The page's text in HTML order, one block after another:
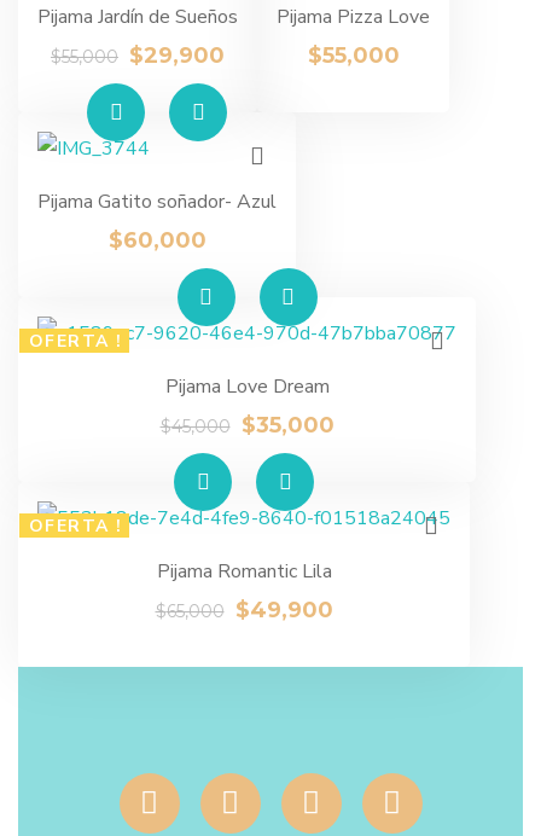
Pijama Jardín de Sueños
$55,000 $29,900
Pijama Pizza Love
$55,000
Pijama Gatito soñador- Azul
$60,000
OFERTA !
Pijama Love Dream
$45,000 $35,000
OFERTA !
Pijama Romantic Lila
$65,000 $49,900